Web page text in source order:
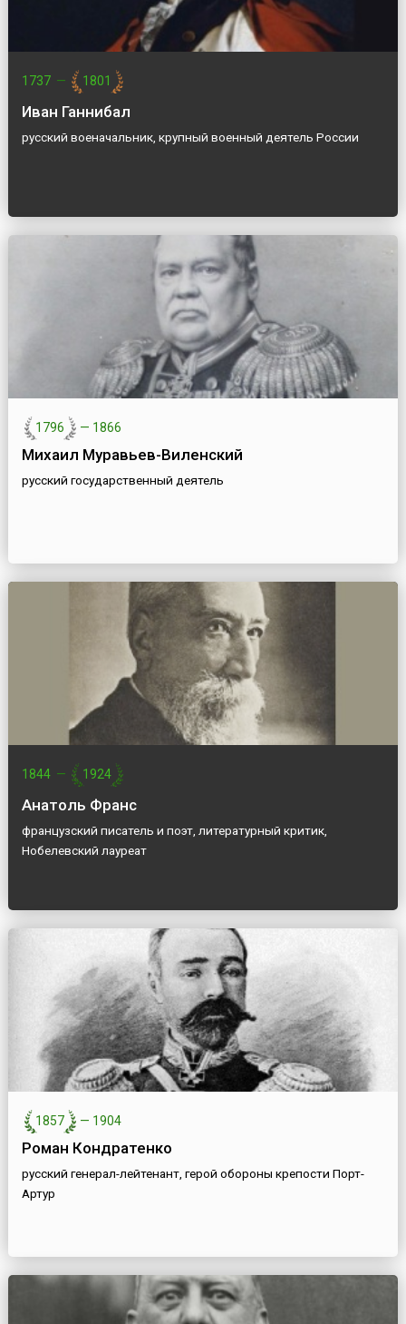
1737 — 1801
Иван Ганнибал
русский военачальник, крупный военный деятель России
1796 — 1866
Михаил Муравьев-Виленский
русский государственный деятель
1844 — 1924
Анатоль Франс
французский писатель и поэт, литературный критик,
Нобелевский лауреат
1857 — 1904
Роман Кондратенко
русский генерал-лейтенант, герой обороны крепости Порт-
Артур